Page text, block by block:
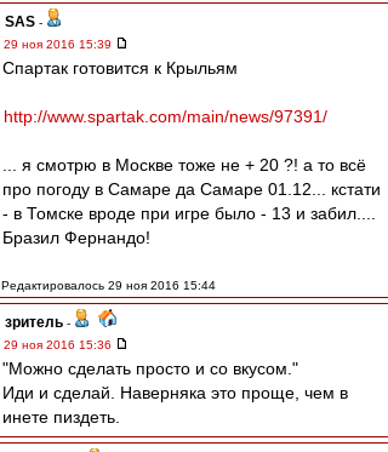
SAS -
29 ноя 2016 15:39
Спартак готовится к Крыльям
http://www.spartak.com/main/news/97391/
... я смотрю в Москве тоже не + 20 ?! а то всё
про погоду в Самаре да Самаре 01.12... кстати
- в Томске вроде при игре было - 13 и забил....
Бразил Фернандо!
Редактировалось 29 ноя 2016 15:44
зpитель -
29 ноя 2016 15:36
"Можно сделать просто и со вкусом."
Иди и сделай. Наверняка это проще, чем в
инете пиздеть.